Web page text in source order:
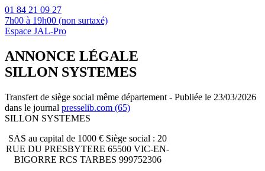
01 84 21 09 27
7h00 à 19h00 (non surtaxé)
Espace JAL-Pro
ANNONCE LÉGALE
SILLON SYSTEMES
Transfert de siège social même département - Publiée le 23/03/2026
dans le journal presselib.com (65)
SILLON SYSTEMES
SAS au capital de 1000 € Siège social : 20
RUE DU PRESBYTERE 65500 VIC-EN-
BIGORRE RCS TARBES 999752306